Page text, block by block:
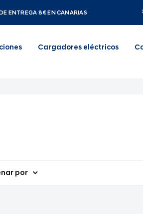
ENTREGA 8€ EN CANARIAS
Cargadores eléctricos
por